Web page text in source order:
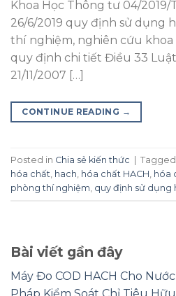
Khoa Học Thông tư 04/2019/
26/6/2019 quy định sử dụng
thí nghiệm, nghiên cứu
quy định chi tiết Điều 33
21/11/2007 […]
CONTINUE READING →
Posted in Chia sẻ kiến thức | Tagged
hóa chất hach hóa chất HACH hóa
phòng thí nghiệm quy định sử dụng
Bài viết gần đây
Máy Đo COD HACH Cho